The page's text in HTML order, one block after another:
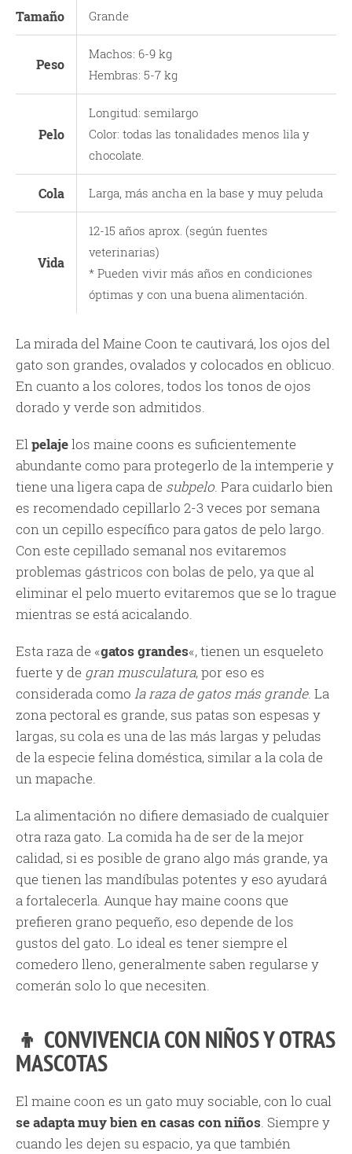
Tamaño‎ Grande
Peso
Machos: 6-9 kg
Hembras: 5-7 kg
Pelo
Longitud: semilargo
Color: todas las tonalidades menos lila y
chocolate.
Cola Larga, más ancha en la base y muy peluda
Vida
12-15 años aprox. (según fuentes
veterinarias)
* Pueden vivir más años en condiciones
óptimas y con una buena alimentación.
La mirada del Maine Coon te cautivará, los ojos del
gato son grandes, ovalados y colocados en oblicuo.
En cuanto a los colores, todos los tonos de ojos
dorado y verde son admitidos.
Elpelajelos maine coons es suficientemente
abundante como para protegerlo de la intemperie y
tiene una ligera capa de subpelo. Para cuidarlo bien
es recomendado cepillarlo 2-3 veces por semana
con un cepillo específico para gatos de pelo largo.
Con este cepillado semanal nos evitaremos
problemas gástricos con bolas de pelo, ya que al
eliminar el pelo muerto evitaremos que se lo trague
mientras se está acicalando.
Esta raza de «gatos grandes«, tienen un esqueleto
fuerte y de gran musculatura, por eso es
considerada como la raza de gatos más grande. La
zona pectoral es grande, sus patas son espesas y
largas, su cola es una de las más largas y peludas
de la especie felina doméstica, similar a la cola de
un mapache.
La alimentación no difiere demasiado de cualquier
otra raza gato. La comida ha de ser de la mejor
calidad, si es posible de grano algo más grande, ya
que tienen las mandíbulas potentes y eso ayudará
a fortalecerla. Aunque hay maine coons que
prefieren grano pequeño, eso depende de los
gustos del gato. Lo ideal es tener siempre el
comedero lleno, generalmente saben regularse y
comerán solo lo que necesiten.
👦 CONVIVENCIA CON NIÑOS Y OTRAS
MASCOTAS
El maine coon es un gato muy sociable, con lo cual
se adapta muy bien en casas con niños. Siempre y
cuando les dejen su espacio, ya que también